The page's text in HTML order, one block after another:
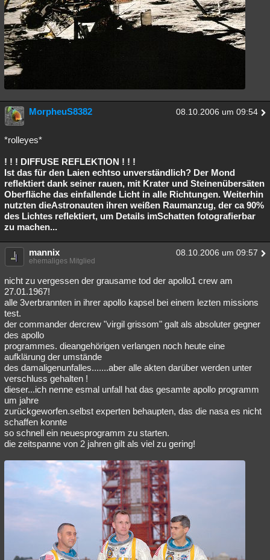
MorpheuS8382 08.10.2006 um 09:54
*rolleyes*
! ! ! DIFFUSE REFLEKTION ! ! !
Ist das für den Laien echtso unverständlich? Der Mond
reflektiert dank seiner rauen, mit Krater und Steinenübersäten
Oberfläche das einfallende Licht in alle Richtungen. Weiterhin
nutzten dieAstronauten ihren weißen Raumanzug, der ca 90%
des Lichtes reflektiert, um Details imSchatten fotografierbar
zu machen...
mannix 08.10.2006 um 09:57
ehemaliges Mitglied
nicht zu vergessen der grausame tod der apollo1 crew am
27.01.1967!
alle 3verbrannten in ihrer apollo kapsel bei einem lezten missions
test.
der commander dercrew "virgil grissom" galt als absoluter gegner
des apollo
programmes. dieangehörigen verlangen noch heute eine
aufklärung der umstände
des damaligenunfalles.......aber alle akten darüber werden unter
verschluss gehalten !
dieser...ich nenne esmal unfall hat das gesamte apollo programm
um jahre
zurückgeworfen.selbst experten behaupten, das die nasa es nicht
schaffen konnte
so schnell ein neuesprogramm zu starten.
die zeitspanne von 2 jahren gilt als viel zu gering!